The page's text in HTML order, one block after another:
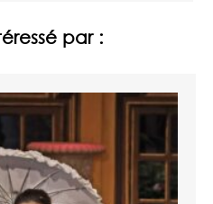
par :